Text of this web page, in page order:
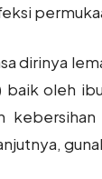
dirinya
baik oleh